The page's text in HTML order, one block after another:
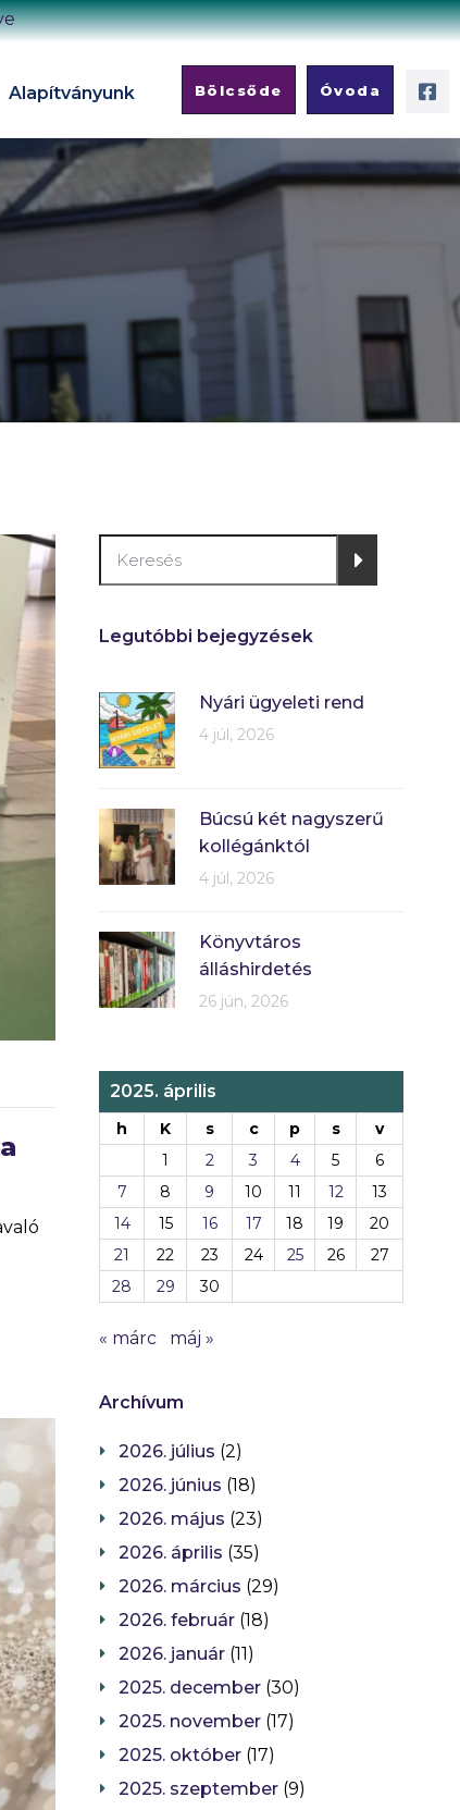
Alapítványunk Bölcsőde Óvoda
Legutóbbi bejegyzések
Nyári ügyeleti rend
4 júl, 2026
Búcsú két nagyszerű
kollégánktól
4 júl, 2026
Könyvtáros
álláshirdetés
26 jún, 2026
2025. április
h K s c p s
v
1
2 3 4 5
6
7
8 9 10 11 12
13
14
15 16 17 18 19
20
21
22 23 24 25 26
27
28
29 30
« márc máj »
Archívum
2026. július (2)
2026. június (18)
2026. május (23)
2026. április (35)
2026. március (29)
2026. február (18)
2026. január (11)
2025. december (30)
2025. november (17)
2025. október (17)
2025. szeptember (9)